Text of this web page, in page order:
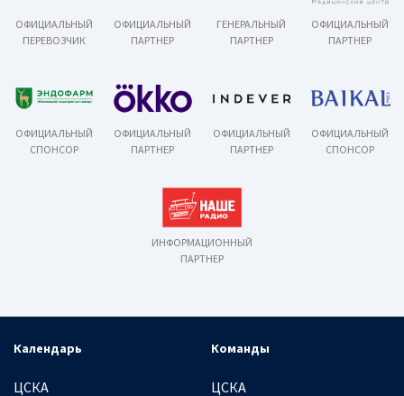
ОФИЦИАЛЬНЫЙ
ПЕРЕВОЗЧИК
ОФИЦИАЛЬНЫЙ
ПАРТНЕР
ГЕНЕРАЛЬНЫЙ
ПАРТНЕР
ОФИЦИАЛЬНЫЙ
ПАРТНЕР
ОФИЦИАЛЬНЫЙ
СПОНСОР
ОФИЦИАЛЬНЫЙ
ПАРТНЕР
ОФИЦИАЛЬНЫЙ
ПАРТНЕР
ОФИЦИАЛЬНЫЙ
СПОНСОР
ИНФОРМАЦИОННЫЙ
ПАРТНЕР
Календарь
ЦСКА
Команды
ЦСКА